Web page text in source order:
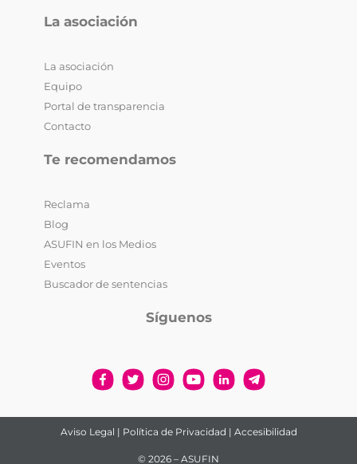
La asociación
La asociación
Equipo
Portal de transparencia
Contacto
Te recomendamos
Reclama
Blog
ASUFIN en los Medios
Eventos
Buscador de sentencias
Síguenos
Aviso Legal | Política de Privacidad | Accesibilidad
© 2026 – ASUFIN